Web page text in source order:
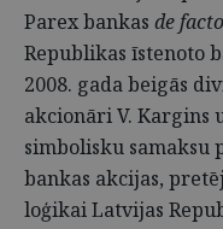
Parex bankas de facto
Republikas īstenoto
2008. gada beigās
akcionāri V. Kargins
simbolisku samaksu
bankas akcijas,
loģikai Latvijas